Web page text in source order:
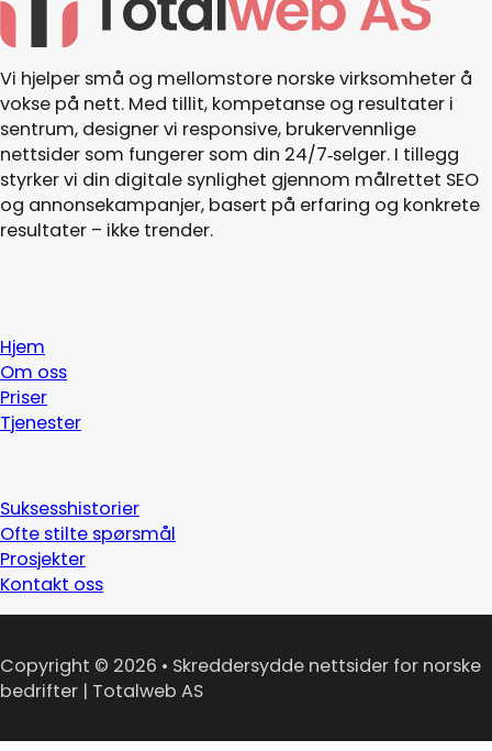
bedrifter kan
dette gi bedre
lavere kostnad
per kunde over
tid.
Vi hjelper små og mellomstore norske virksomheter å
vokse på nett. Med tillit, kompetanse og resultater i
sentrum, designer vi responsive, brukervennlige
nettsider som fungerer som din 24/7‑selger. I tillegg
styrker vi din digitale synlighet gjennom målrettet SEO
og annonsekampanjer, basert på erfaring og konkrete
resultater – ikke trender.
Hjem
Om oss
Priser
Tjenester
Suksesshistorier
Ofte stilte spørsmål
Prosjekter
Kontakt oss
Copyright © 2026 • Skreddersydde nettsider for norske
bedrifter | Totalweb AS